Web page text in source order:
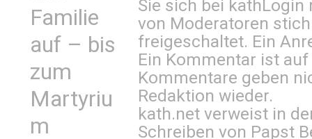
Familie
auf – bis
zum
Martyriu
m
Sie sich bei kathLogin
von Moderatoren
freigeschaltet. Ein
Ein Kommentar ist
Kommentare geben
Redaktion wieder.
kath.net verweist in
Schreiben von Papst